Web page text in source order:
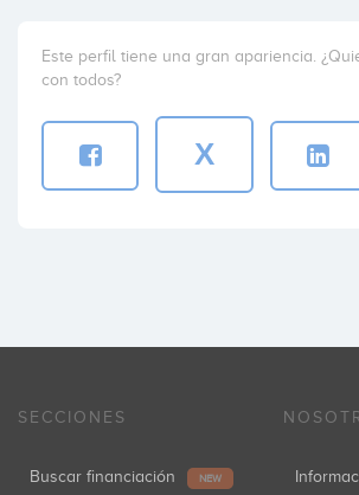
Este perfil tiene una gran apariencia.
con todos?
X
SECCIONES
Buscar financiación NEW